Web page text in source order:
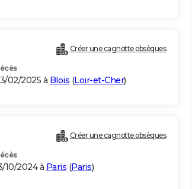
Créer une cagnotte obsèques
02/2025 à Blois (Loir-et-Cher)
Créer une cagnotte obsèques
10/2024 à Paris (Paris)